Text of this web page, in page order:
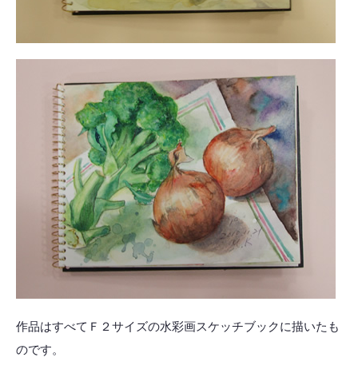
作品はすべてＦ２サイズの水彩画スケッチブックに描いたも
のです。